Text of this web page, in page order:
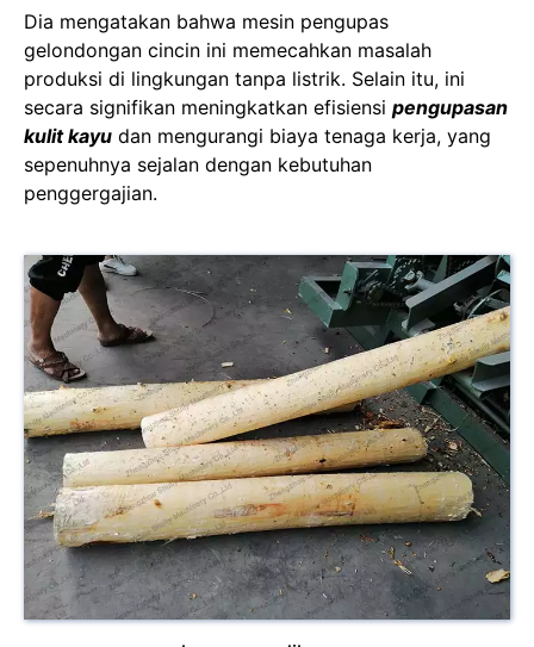
Dia mengatakan bahwa mesin pengupas
gelondongan cincin ini memecahkan masalah
produksi di lingkungan tanpa listrik. Selain itu, ini
secara signifikan meningkatkan efisiensi pengupasan
kulit kayu dan mengurangi biaya tenaga kerja, yang
sepenuhnya sejalan dengan kebutuhan
penggergajian.